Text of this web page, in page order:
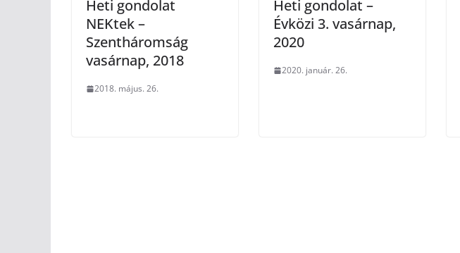
Heti gondolat
NEKtek –
Szentháromság
vasárnap, 2018
2018. május. 26.
Heti gondolat –
Évközi 3. vasárnap,
2020
2020. január. 26.